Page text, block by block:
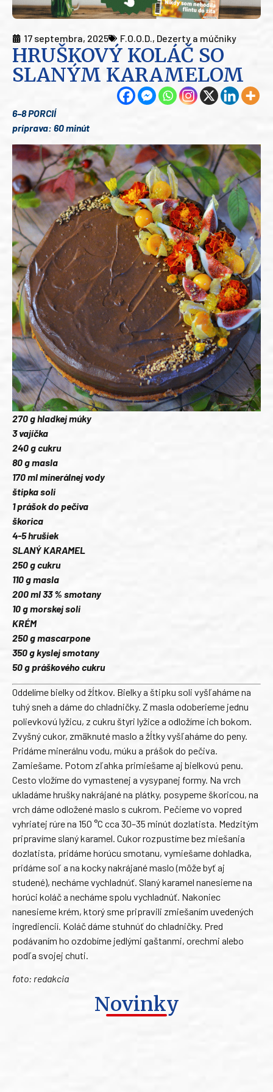
17 septembra, 2025 F.O.O.D., Dezerty a múčniky
HRUŠKOVÝ KOLÁČ SO
SLANÝM KARAMELOM
6–8 PORCIÍ
príprava: 60 minút
270 g hladkej múky
3 vajíčka
240 g cukru
80 g masla
170 ml minerálnej vody
štipka soli
1 prášok do pečiva
škorica
4-5 hrušiek
SLANÝ KARAMEL
250 g cukru
110 g masla
200 ml 33 % smotany
10 g morskej soli
KRÉM
250 g mascarpone
350 g kyslej smotany
50 g práškového cukru
Oddelíme bielky od žĺtkov. Bielky a štipku soli vyšľaháme na
tuhý sneh a dáme do chladničky. Z masla odoberieme jednu
polievkovú lyžicu, z cukru štyri lyžice a odložíme ich bokom.
Zvyšný cukor, zmäknuté maslo a žĺtky vyšľaháme do peny.
Pridáme minerálnu vodu, múku a prášok do pečiva.
Zamiešame. Potom zľahka primiešame aj bielkovú penu.
Cesto vložíme do vymastenej a vysypanej formy. Na vrch
ukladáme hrušky nakrájané na plátky, posypeme škoricou, na
vrch dáme odložené maslo s cukrom. Pečieme vo vopred
vyhriatej rúre na 150 °C cca 30–35 minút dozlatista. Medzitým
pripravíme slaný karamel. Cukor rozpustíme bez miešania
dozlatista, pridáme horúcu smotanu, vymiešame dohladka,
pridáme soľ a na kocky nakrájané maslo (môže byť aj
studené), necháme vychladnúť. Slaný karamel nanesieme na
horúci koláč a necháme spolu vychladnúť. Nakoniec
nanesieme krém, ktorý sme pripravili zmiešaním uvedených
ingrediencií. Koláč dáme stuhnúť do chladničky. Pred
podávaním ho ozdobíme jedlými gaštanmi, orechmi alebo
podľa svojej chuti.
foto: redakcia
Novinky